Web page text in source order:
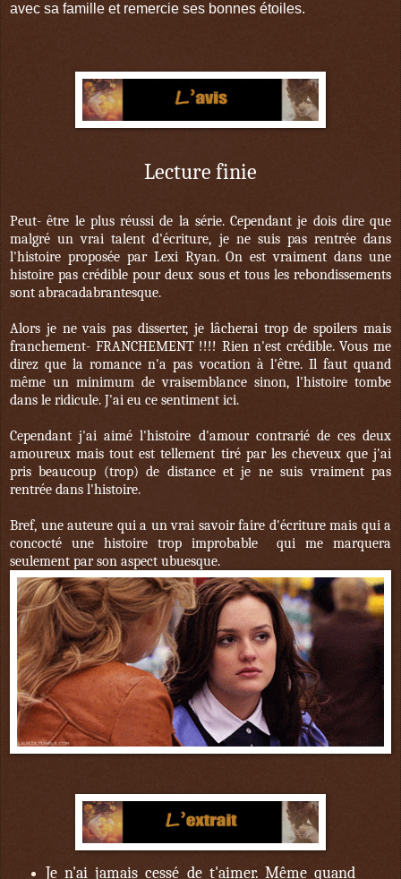
avec sa famille et remercie ses bonnes étoiles.
Lecture finie
Peut- être le plus réussi de la série. Cependant je dois dire que
malgré un vrai talent d'écriture, je ne suis pas rentrée dans
l'histoire proposée par Lexi Ryan. On est vraiment dans une
histoire pas crédible pour deux sous et tous les rebondissements
sont abracadabrantesque.
Alors je ne vais pas disserter, je lâcherai trop de spoilers mais
franchement- FRANCHEMENT !!!! Rien n'est crédible. Vous me
direz que la romance n'a pas vocation à l'être. Il faut quand
même un minimum de vraisemblance sinon, l'histoire tombe
dans le ridicule. J'ai eu ce sentiment ici.
Cependant j'ai aimé l'histoire d'amour contrarié de ces deux
amoureux mais tout est tellement tiré par les cheveux que j'ai
pris beaucoup (trop) de distance et je ne suis vraiment pas
rentrée dans l'histoire.
Bref, une auteure qui a un vrai savoir faire d'écriture mais qui a
concocté une histoire trop improbable qui me marquera
seulement par son aspect ubuesque.
Je n'ai jamais cessé de t'aimer. Même quand